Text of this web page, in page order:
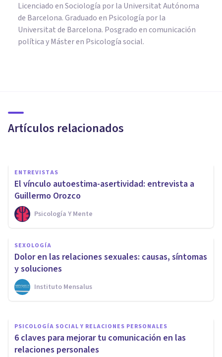
Licenciado en Sociología por la Universitat Autónoma
de Barcelona. Graduado en Psicología por la
Universitat de Barcelona. Posgrado en comunicación
política y Máster en Psicología social.
Artículos relacionados
apoyo
ENTREVISTAS
El vínculo autoestima-asertividad: entrevista a
Guillermo Orozco
Psicología Y Mente
SEXOLOGÍA
Dolor en las relaciones sexuales: causas, síntomas
y soluciones
Instituto Mensalus
PSICOLOGÍA SOCIAL Y RELACIONES PERSONALES
El estrés como respuesta al no
estar disponible
emocionalmente
Merche Moriana
PSICOLOGÍA SOCIAL Y RELACIONES PERSONALES
6 claves para mejorar tu comunicación en las
relaciones personales